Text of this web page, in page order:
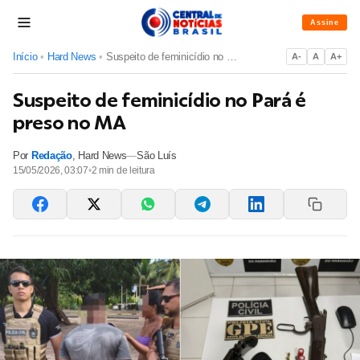
Assine
Início • Hard News • Suspeito de feminicídio no Pará é preso no MA A- A A+
Suspeito de feminicídio no Pará é
preso no MA
Por Redação, Hard News—São Luís
15/05/2026, 03:07•2 min de leitura